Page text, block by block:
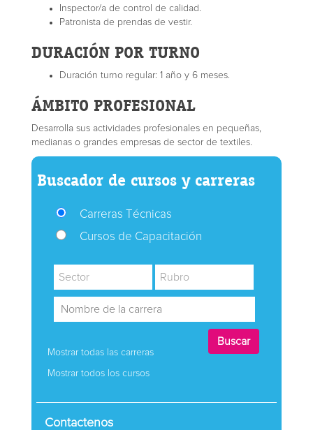
Inspector/a de control de calidad.
Patronista de prendas de vestir.
DURACIÓN POR TURNO
Duración turno regular: 1 año y 6 meses.
ÁMBITO PROFESIONAL
Desarrolla sus actividades profesionales en pequeñas,
medianas o grandes empresas de sector de textiles.
Buscador de cursos y carreras
Carreras Técnicas
Cursos de Capacitación
Mostrar todas las carreras
Mostrar todos los cursos
Contactenos